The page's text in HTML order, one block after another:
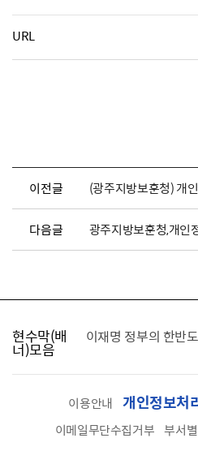
URL
이전글 (광주지방보훈청) 개
다음글 광주지방보훈청,개인
현수막(배
너)모음
찾습니다 이재명 정부의 한반
이용안내 개인정보처
이메일무단수집거부 부서